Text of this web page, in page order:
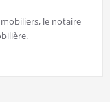
le notaire